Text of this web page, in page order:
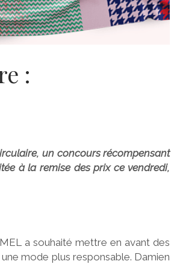
:
un concours récompensant
à la remise des prix ce vendredi,
a souhaité mettre en avant des
mode plus responsable. Damien